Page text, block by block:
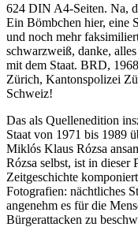
624 DIN A4-Seiten. Na,
Ein Bömbchen hier, eine
und noch mehr
schwarzweiß, danke,
mit dem Staat. BRD,
Zürich, Kantonspolizei
Schweiz!
Das als Quellenedition
Staat von 1971 bis 1989
Miklós Klaus Rózsa
Rózsa selbst, ist in
Zeitgeschichte
Fotografien: nächtliches
angenehm es für die
Bürgerattacken zu